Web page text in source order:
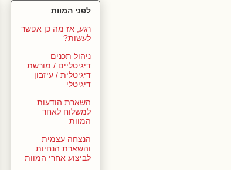
לפני המוות
רגע, אז מה כן אפשר
לעשות?
ניהול תכנים
דיגיטליים / מורשת
דיגיטלית / עיזבון
דיגיטלי
השארת הודעות
למשלוח לאחר
המוות
הנצחה עצמית
והשארת הנחיות
לביצוע אחרי המוות